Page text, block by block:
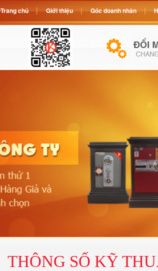
THÔNG SỐ KỸ
Trang chủ Giới thiệu Góc doanh nhân